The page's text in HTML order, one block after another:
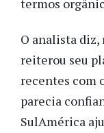
termos
O analista
reiterou seu
recentes com
parecia
SulAmérica